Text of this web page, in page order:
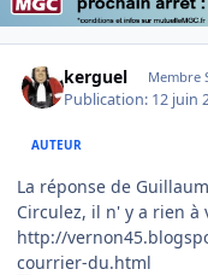
kerguel Membre
Publication: 12 juin
AUTEUR
La réponse de
Circulez, il n' y a rien à
http://
courrier-du.html